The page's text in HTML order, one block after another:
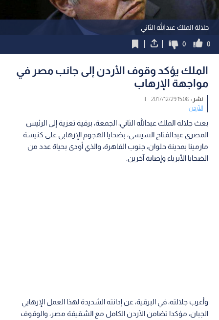
جلالة الملك عبدالله الثاني
0
0
الملك يؤكد وقوف الأردن إلى جانب مصر في
مواجهة الإرهاب
نشر :15:08 2017/12/29
|
الأردن
بعث جلالة الملك عبدالله الثاني، الجمعة، برقية تعزية إلى الرئيس
المصري عبدالفتاح السيسي، بضحايا الهجوم الإرهابي على كنيسة
مارمينا بمدينة حلوان، جنوب القاهرة، والذي أودى بحياة عدد من
الضحايا الأبرياء وإصابة آخرين.
وأعرب جلالته، في البرقية، عن إدانته الشديدة لهذا العمل الإرهابي
الجبان، مؤكدا تضامن الأردن الكامل مع الشقيقة مصر، والوقوف